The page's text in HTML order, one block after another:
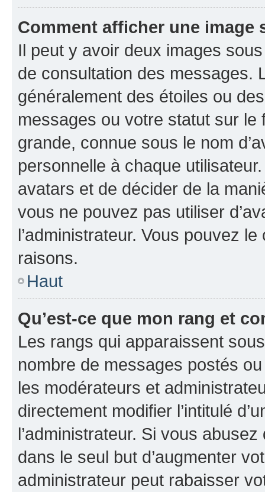
Comment afficher une image
Il peut y avoir deux images
de consultation des messages.
généralement des étoiles ou
messages ou votre statut sur
grande, connue sous le nom
personnelle à chaque utilisateur.
avatars et de décider de la
vous ne pouvez pas utiliser
l’administrateur. Vous pouvez
raisons.
Haut
Qu’est-ce que mon rang et
Les rangs qui apparaissent
nombre de messages postés
les modérateurs et
directement modifier l’intitulé
l’administrateur. Si vous
dans le seul but d’augmenter
administrateur peut rabaisser